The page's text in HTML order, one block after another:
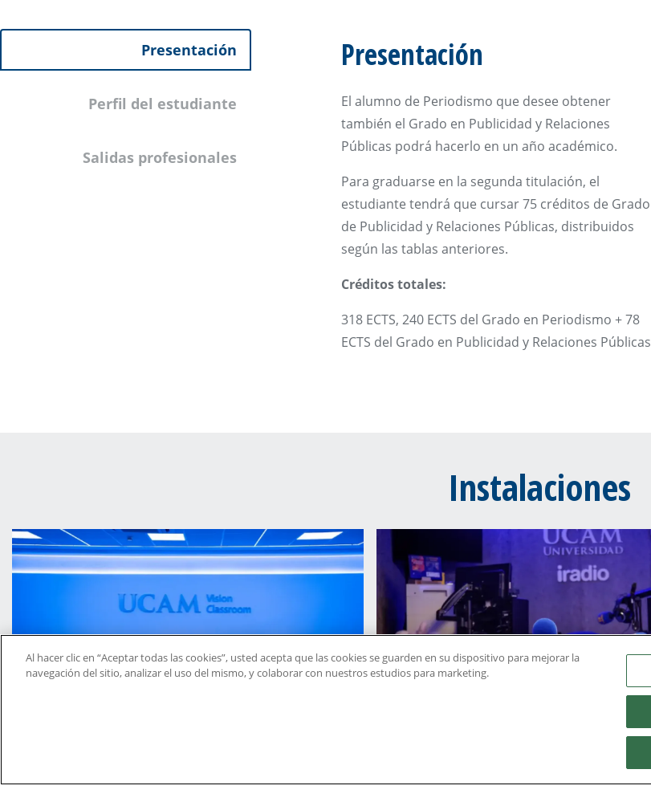
Presentación
Perfil del estudiante
Salidas profesionales
Presentación
El alumno de Periodismo que desee obtener
también el Grado en Publicidad y Relaciones
Públicas podrá hacerlo en un año académico.
Para graduarse en la segunda titulación, el
estudiante tendrá que cursar 75 créditos de Grado
de Publicidad y Relaciones Públicas, distribuidos
según las tablas anteriores.
Créditos totales:
318 ECTS, 240 ECTS del Grado en Periodismo + 78
ECTS del Grado en Publicidad y Relaciones Públicas
Instalaciones
iRadio - Estudio de Radio
Al hacer clic en “Aceptar todas las cookies”, usted acepta que las cookies se guarden en su dispositivo para mejorar la
navegación del sitio, analizar el uso del mismo, y colaborar con nuestros estudios para marketing.